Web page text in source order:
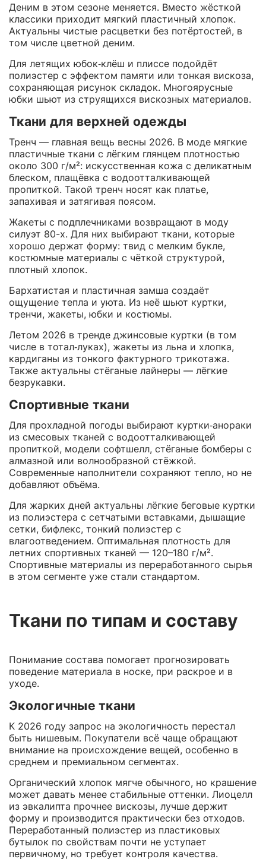
Деним в этом сезоне меняется. Вместо жёсткой
классики приходит мягкий пластичный хлопок.
Актуальны чистые расцветки без потёртостей, в
том числе цветной деним.
Для летящих юбок‑клёш и плиссе подойдёт
полиэстер с эффектом памяти или тонкая вискоза,
сохраняющая рисунок складок. Многоярусные
юбки шьют из струящихся вискозных материалов.
Ткани для верхней одежды
Тренч — главная вещь весны 2026. В моде мягкие
пластичные ткани с лёгким глянцем плотностью
около 300 г/м²: искусственная кожа с деликатным
блеском, плащёвка с водоотталкивающей
пропиткой. Такой тренч носят как платье,
запахивая и затягивая поясом.
Жакеты с подплечниками возвращают в моду
силуэт 80-х. Для них выбирают ткани, которые
хорошо держат форму: твид с мелким букле,
костюмные материалы с чёткой структурой,
плотный хлопок.
Бархатистая и пластичная замша создаёт
ощущение тепла и уюта. Из неё шьют куртки,
тренчи, жакеты, юбки и костюмы.
Летом 2026 в тренде джинсовые куртки (в том
числе в тотал‑луках), жакеты из льна и хлопка,
кардиганы из тонкого фактурного трикотажа.
Также актуальны стёганые лайнеры — лёгкие
безрукавки.
Спортивные ткани
Для прохладной погоды выбирают куртки‑анораки
из смесовых тканей с водоотталкивающей
пропиткой, модели софтшелл, стёганые бомберы с
алмазной или волнообразной стёжкой.
Современные наполнители сохраняют тепло, но не
добавляют объёма.
Для жарких дней актуальны лёгкие беговые куртки
из полиэстера с сетчатыми вставками, дышащие
сетки, бифлекс, тонкий полиэстер с
влагоотведением. Оптимальная плотность для
летних спортивных тканей — 120–180 г/м².
Спортивные материалы из переработанного сырья
в этом сегменте уже стали стандартом.
Ткани по типам и составу
Понимание состава помогает прогнозировать
поведение материала в носке, при раскрое и в
уходе.
Экологичные ткани
К 2026 году запрос на экологичность перестал
быть нишевым. Покупатели всё чаще обращают
внимание на происхождение вещей, особенно в
среднем и премиальном сегментах.
Органический хлопок мягче обычного, но крашение
может давать менее стабильные оттенки. Лиоцелл
из эвкалипта прочнее вискозы, лучше держит
форму и производится практически без отходов.
Переработанный полиэстер из пластиковых
бутылок по свойствам почти не уступает
первичному, но требует контроля качества.